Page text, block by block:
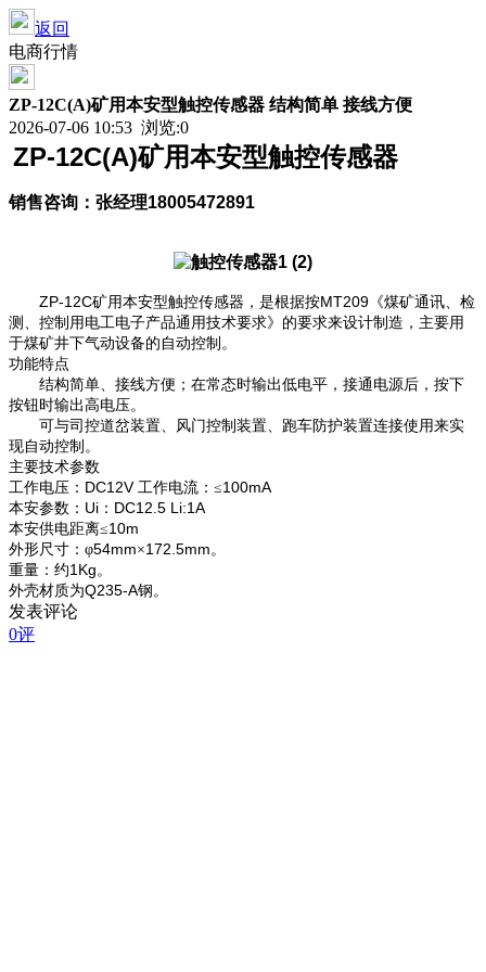
返回
电商行情
ZP-12C(A)矿用本安型触控传感器 结构简单 接线方便
2026-07-06 10:53 浏览:0
ZP-12C(A)矿用本安型触控传感器
销售咨询：张经理18005472891
ZP-12C矿用本安型触控传感器，是根据按MT209 《煤矿通讯、检
测、控制用电工电子产品通用技术要求》的要求来设计制造，主要用
于煤矿井下气动设备的自动控制。
功能特点
结构简单、接线方便；在常态时输出低电平，接通电源后，按下
按钮时输出高电压。
可与司控道岔装置、风门控制装置、跑车防护装置连接使用来实
现自动控制。
主要技术参数
工作电压： DC12V 工作电流：≤100mA
本安参数： Ui ： DC12.5 Li:1A
本安供电距离≤10m
外形尺寸： φ54mm×172.5mm。
重量：约1Kg。
外壳材质为Q235-A钢。
发表评论
0评